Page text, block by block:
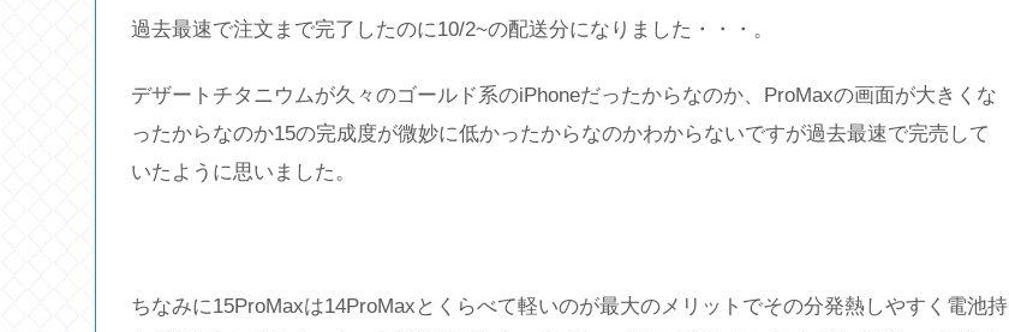
過去最速で注文まで完了したのに10/2~の配送分になりました・・・。
デザートチタニウムが久々のゴールド系のiPhoneだったからなのか、ProMaxの画面が大きくな
ったからなのか15の完成度が微妙に低かったからなのかわからないですが過去最速で完売して
いたように思いました。
ちなみに15ProMaxは14ProMaxとくらべて軽いのが最大のメリットでその分発熱しやすく電池持